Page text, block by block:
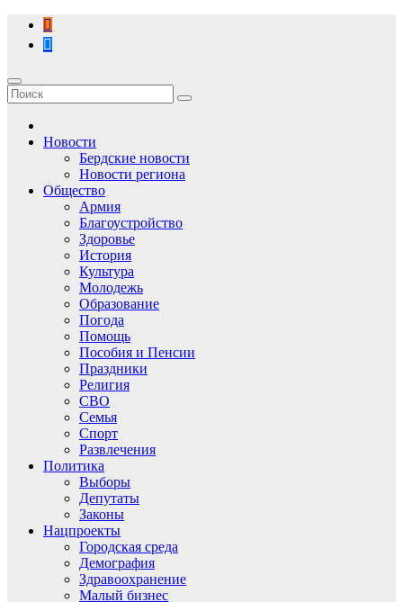
Перейти
содержимому
Новости
Бердские новости
Новости региона
Общество
Армия
Благоустройство
Здоровье
История
Культура
Молодежь
Образование
Погода
Помощь
Пособия и Пенсии
Праздники
Религия
СВО
Семья
Спорт
Развлечения
Политика
Выборы
Депутаты
Законы
Нацпроекты
Городская среда
Демография
Здравоохранение
Малый бизнес